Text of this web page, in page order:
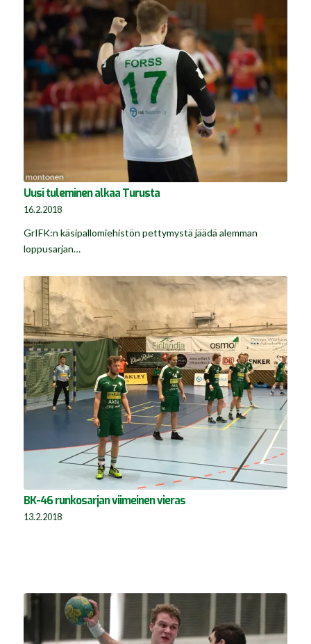
Uusi tuleminen alkaa Turusta
16.2.2018
GrIFK:n käsipallomiehistön pettymystä jäädä alemman
loppusarjan…
BK-46 runkosarjan viimeinen vieras
13.2.2018